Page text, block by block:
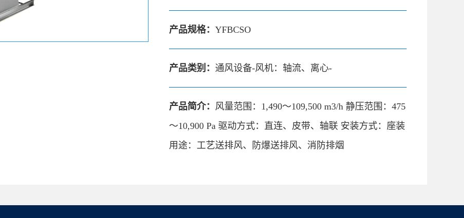
产品规格： YFBCSO
产品类别： 通风设备-风机：轴流、离心-
产品简介： 风量范围：1,490～109,500 m3/h 静压范围：475
～10,900 Pa 驱动方式：直连、皮带、轴联 安装方式：座装
用途：工艺送排风、防爆送排风、消防排烟